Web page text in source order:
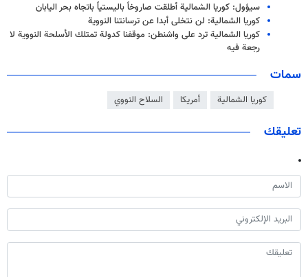
سيؤول: كوريا الشمالية أطلقت صاروخاً باليستياً باتجاه بحر اليابان
كوريا الشمالية: لن نتخلى أبدا عن ترسانتنا النووية
كوريا الشمالية ترد على واشنطن: موقفنا كدولة تمتلك الأسلحة النووية لا
رجعة فيه
سمات
كوريا الشمالية أمريكا السلاح النووي
تعليقك